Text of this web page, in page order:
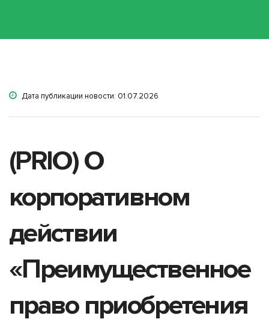
Дата публикации новости: 01.07.2026
(PRIO) О
корпоративном
действии
«Преимущественное
право приобретения